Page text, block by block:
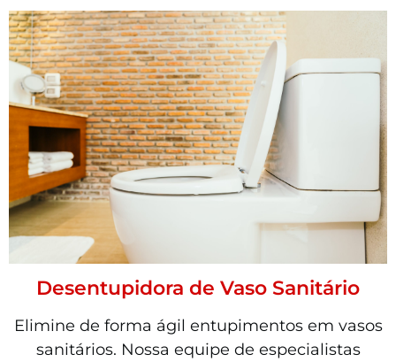
Desentupidora de Vaso Sanitário
Elimine de forma ágil entupimentos em vasos
sanitários. Nossa equipe de especialistas